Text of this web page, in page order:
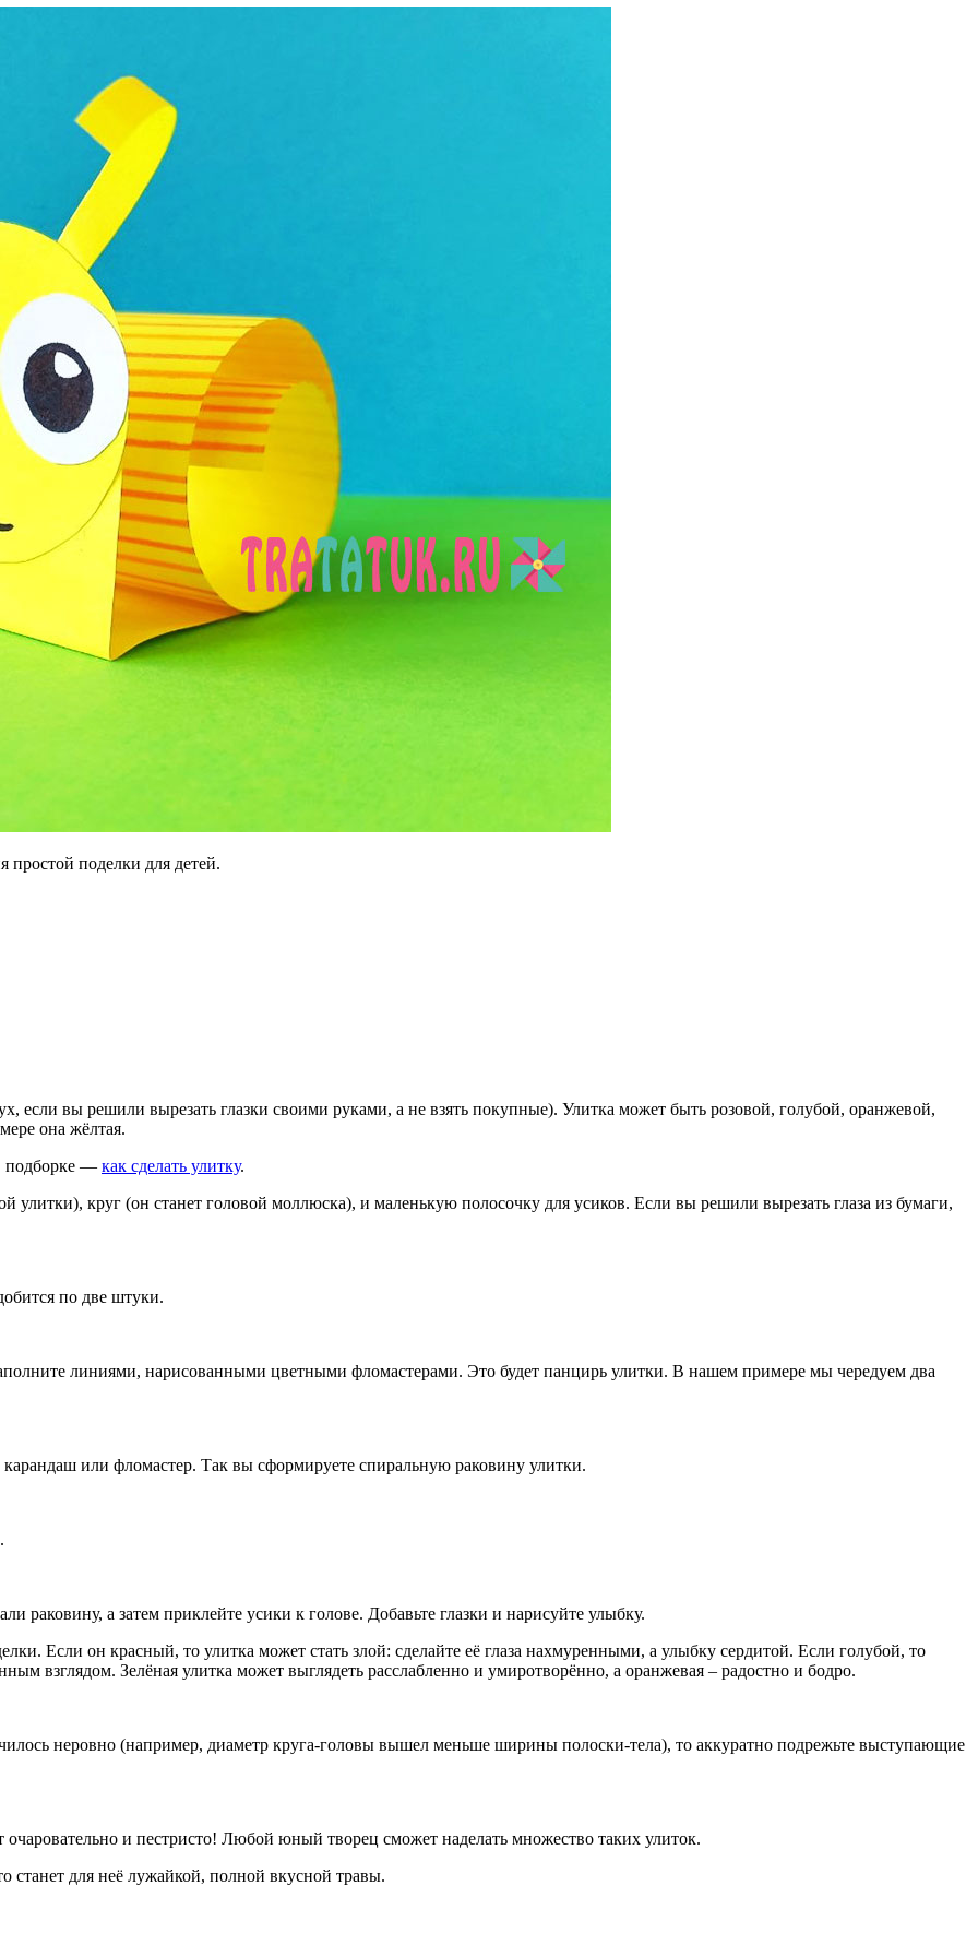
простой поделки для детей.
если вы решили вырезать глазки своими руками, а не взять покупные). Улитка может быть розовой, голубой, оранжевой,
она жёлтая.
подборке — как сделать улитку.
улитки), круг (он станет головой моллюска), и маленькую полосочку для усиков. Если вы решили вырезать глаза из бумаги,
по две штуки.
линиями, нарисованными цветными фломастерами. Это будет панцирь улитки. В нашем примере мы чередуем два
или фломастер. Так вы сформируете спиральную раковину улитки.
раковину, а затем приклейте усики к голове. Добавьте глазки и нарисуйте улыбку.
Если он красный, то улитка может стать злой: сделайте её глаза нахмуренными, а улыбку сердитой. Если голубой, то
взглядом. Зелёная улитка может выглядеть расслабленно и умиротворённо, а оранжевая – радостно и бодро.
неровно (например, диаметр круга-головы вышел меньше ширины полоски-тела), то аккуратно подрежьте выступающие
очаровательно и пестристо! Любой юный творец сможет наделать множество таких улиток.
станет для неё лужайкой, полной вкусной травы.